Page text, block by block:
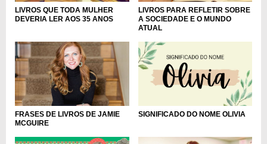
LIVROS QUE TODA MULHER
DEVERIA LER AOS 35 ANOS
LIVROS PARA REFLETIR SOBRE
A SOCIEDADE E O MUNDO
ATUAL
FRASES DE LIVROS DE JAMIE
MCGUIRE
SIGNIFICADO DO NOME OLIVIA